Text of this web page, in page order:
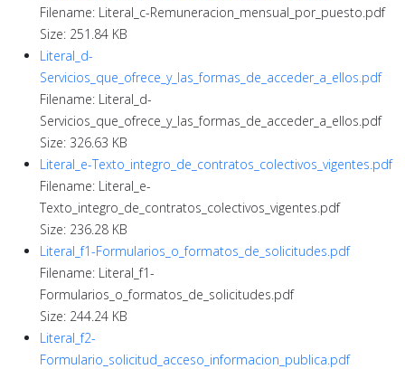
Filename: Literal_c-Remuneracion_mensual_por_puesto.pdf
Size: 251.84 KB
Literal_d-
Servicios_que_ofrece_y_las_formas_de_acceder_a_ellos.pdf
Filename: Literal_d-
Servicios_que_ofrece_y_las_formas_de_acceder_a_ellos.pdf
Size: 326.63 KB
Literal_e-Texto_integro_de_contratos_colectivos_vigentes.pdf
Filename: Literal_e-
Texto_integro_de_contratos_colectivos_vigentes.pdf
Size: 236.28 KB
Literal_f1-Formularios_o_formatos_de_solicitudes.pdf
Filename: Literal_f1-
Formularios_o_formatos_de_solicitudes.pdf
Size: 244.24 KB
Literal_f2-
Formulario_solicitud_acceso_informacion_publica.pdf